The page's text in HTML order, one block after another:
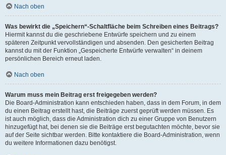
Nach oben
Was bewirkt die „Speichern“-Schaltfläche beim Schreiben eines Beitrags?
Hiermit kannst du die geschriebene Entwürfe speichern und zu einem
späteren Zeitpunkt vervollständigen und absenden. Den gesicherten Beitrag
kannst du mit der Funktion „Gespeicherte Entwürfe verwalten“ in deinem
persönlichen Bereich erneut laden.
Nach oben
Warum muss mein Beitrag erst freigegeben werden?
Die Board-Administration kann entschieden haben, dass in dem Forum, in dem
du einen Beitrag erstellt hast, die Beiträge zuerst geprüft werden müssen. Es
ist auch möglich, dass die Administration dich zu einer Gruppe von Benutzern
hinzugefügt hat, bei denen sie die Beiträge erst begutachten möchte, bevor sie
auf der Seite sichtbar werden. Bitte kontaktiere die Board-Administration, wenn
du weitere Informationen dazu benötigst.